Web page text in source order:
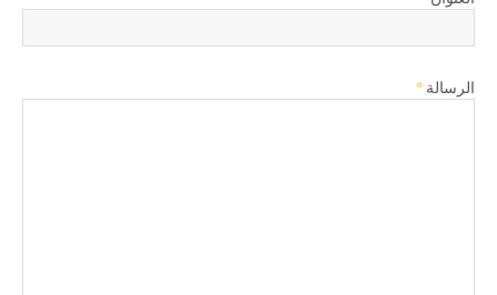
الرسالة *